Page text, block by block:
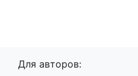
Для авторов: